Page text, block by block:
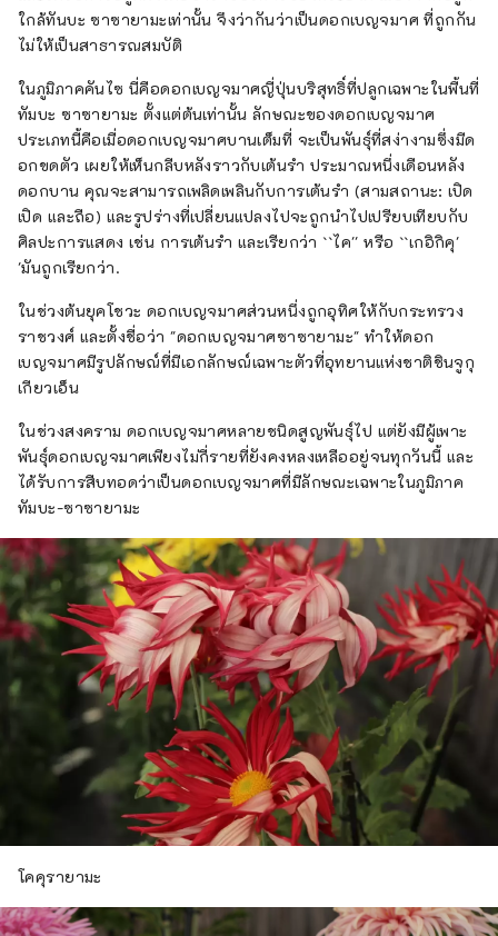
ใกล้ทันบะ ซาซายามะเท่านั้น จึงว่ากันว่าเป็นดอกเบญจมาศ ที่ถูกกัน
ไม่ให้เป็นสาธารณสมบัติ
ในภูมิภาคคันไซ นี่คือดอกเบญจมาศญี่ปุ่นบริสุทธิ์ที่ปลูกเฉพาะในพื้นที่
ทัมบะ ซาซายามะ ตั้งแต่ต้นเท่านั้น ลักษณะของดอกเบญจมาศ
ประเภทนี้คือเมื่อดอกเบญจมาศบานเต็มที่ จะเป็นพันธุ์ที่สง่างามซึ่งมีด
อกขดตัว เผยให้เห็นกลีบหลังราวกับเต้นรำ ประมาณหนึ่งเดือนหลัง
ดอกบาน คุณจะสามารถเพลิดเพลินกับการเต้นรำ (สามสถานะ: เปิด
เปิด และถือ) และรูปร่างที่เปลี่ยนแปลงไปจะถูกนำไปเปรียบเทียบกับ
ศิลปะการแสดง เช่น การเต้นรำ และเรียกว่า ``ไค'' หรือ ``เกอิกิคุ'
'มันถูกเรียกว่า.
ในช่วงต้นยุคโชวะ ดอกเบญจมาศส่วนหนึ่งถูกอุทิศให้กับกระทรวง
ราชวงศ์ และตั้งชื่อว่า "ดอกเบญจมาศซาซายามะ" ทำให้ดอก
เบญจมาศมีรูปลักษณ์ที่มีเอกลักษณ์เฉพาะตัวที่อุทยานแห่งชาติชินจูกุ
เกียวเอ็น
ในช่วงสงคราม ดอกเบญจมาศหลายชนิดสูญพันธุ์ไป แต่ยังมีผู้เพาะ
พันธุ์ดอกเบญจมาศเพียงไม่กี่รายที่ยังคงหลงเหลืออยู่จนทุกวันนี้ และ
ได้รับการสืบทอดว่าเป็นดอกเบญจมาศที่มีลักษณะเฉพาะในภูมิภาค
ทัมบะ-ซาซายามะ
โคคุรายามะ